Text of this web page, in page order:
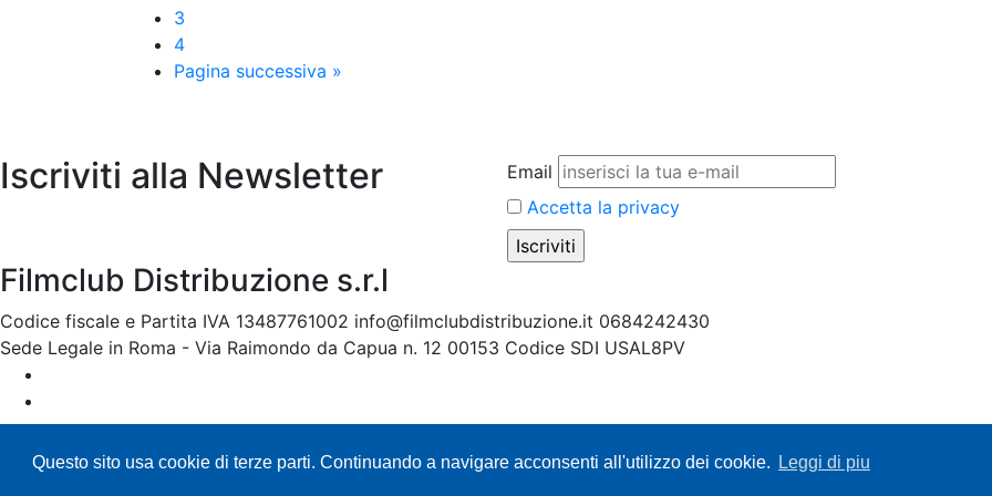
Questo sito usa cookie di terze parti. Continuando a navigare acconsenti all'utilizzo dei cookie. Leggi di piu
3
4
Pagina successiva »
Iscriviti alla Newsletter
Email
Accetta la privacy
Filmclub Distribuzione s.r.l
Codice fiscale e Partita IVA 13487761002 info@filmclubdistribuzione.it 0684242430
Sede Legale in Roma - Via Raimondo da Capua n. 12 00153 Codice SDI USAL8PV
© Filmclub 2026.Tutti i diritti riservati -Privacy & Cookie Policy